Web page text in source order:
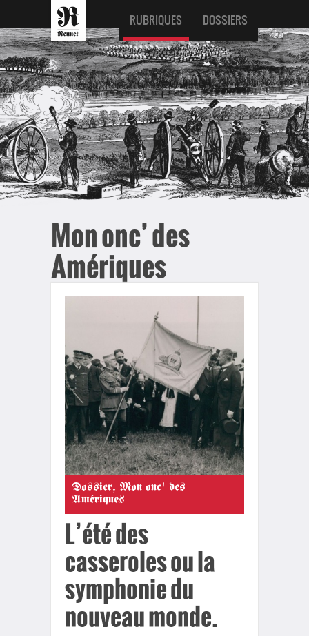
RUBRIQUES DOSSIERS
Mon onc’ des
Amériques
Dossier, Mon onc' des
Amériques
L’été des
casseroles ou la
symphonie du
nouveau monde.